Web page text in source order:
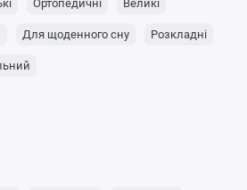
Ортопедичні Великі
Для щоденного сну Розкладні